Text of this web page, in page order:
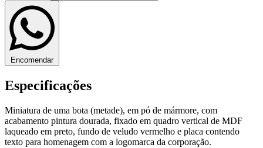
Encomendar
Especificações
Miniatura de uma bota (metade), em pó de mármore, com
acabamento pintura dourada, fixado em quadro vertical de MDF
laqueado em preto, fundo de veludo vermelho e placa contendo
texto para homenagem com a logomarca da corporação.